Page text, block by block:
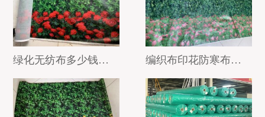
绿化防寒布
树木缠树带
防寒布样品
绿化无纺布多少钱一平方? 编织布印花防寒布用途!